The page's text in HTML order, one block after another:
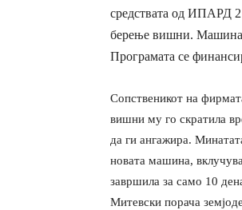
средствата од ИПАРД
берење вишни.
Програмата се
Сопственикот на
вишни му го скратила
да ги ангажира.
новата машина,
завршила за само 10
Митевски порача